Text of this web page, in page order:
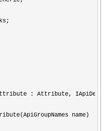
: Attribute,
name)